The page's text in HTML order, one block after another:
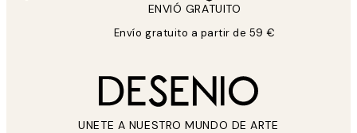
ENVIÓ GRATUITO
Envío gratuito a partir de 59 €
UNETE A NUESTRO MUNDO DE ARTE